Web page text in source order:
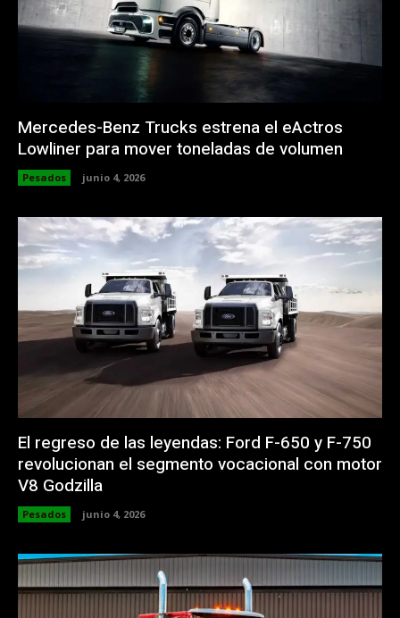
Mercedes-Benz Trucks estrena el eActros
Lowliner para mover toneladas de volumen
Pesados junio 4, 2026
El regreso de las leyendas: Ford F-650 y F-750
revolucionan el segmento vocacional con motor
V8 Godzilla
Pesados junio 4, 2026